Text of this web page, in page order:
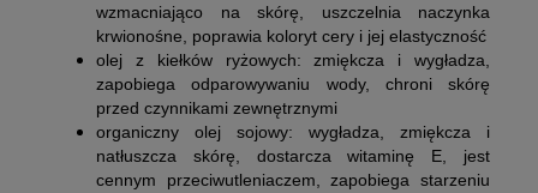
wzmacniająco na skórę, uszczelnia naczynka
krwionośne, poprawia koloryt cery i jej elastyczność
olej z kiełków ryżowych: zmiękcza i wygładza,
zapobiega odparowywaniu wody, chroni skórę
przed czynnikami zewnętrznymi
organiczny olej sojowy: wygładza, zmiękcza i
natłuszcza skórę, dostarcza witaminę E, jest
cennym przeciwutleniaczem, zapobiega starzeniu